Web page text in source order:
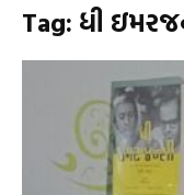
Tag: ધી